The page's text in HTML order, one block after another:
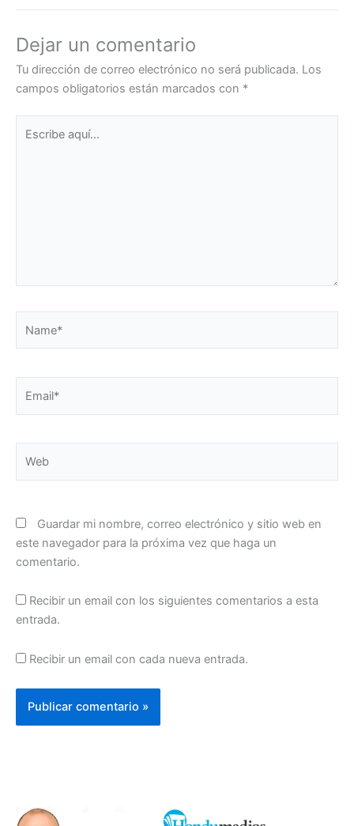
Dejar un comentario
Tu dirección de correo electrónico no será publicada. Los
campos obligatorios están marcados con *
aquí...
Guardar mi nombre, correo electrónico y sitio web en
este navegador para la próxima vez que haga un
comentario.
Recibir un email con los siguientes comentarios a esta
entrada.
Recibir un email con cada nueva entrada.